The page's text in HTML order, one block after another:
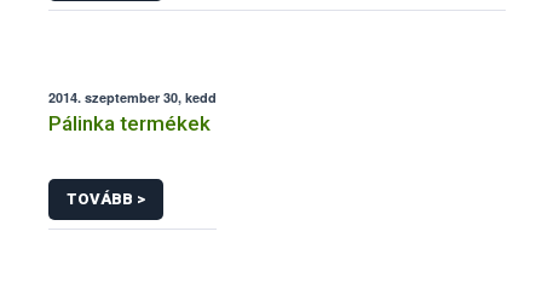
2014. szeptember 30, kedd
Pálinka termékek
TOVÁBB >